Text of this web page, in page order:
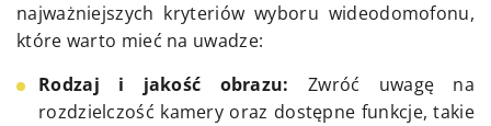
najważniejszych kryteriów wyboru wideodomofonu,
które warto mieć na uwadze:
Rodzaj i jakość obrazu: Zwróć uwagę na
rozdzielczość kamery oraz dostępne funkcje, takie